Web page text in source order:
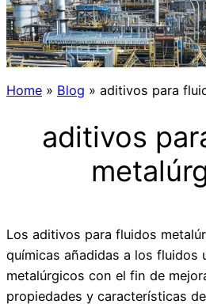
Home » Blog » aditivos para
aditivos
Los aditivos para fluidos
químicas añadidas a los fluidos
metalúrgicos con el fin de
propiedades y características